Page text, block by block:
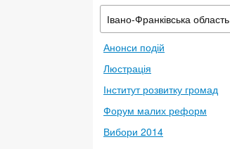
Івано-Франківська область
Анонси подій
Люстрація
Інститут розвитку громад
Форум малих реформ
Вибори 2014